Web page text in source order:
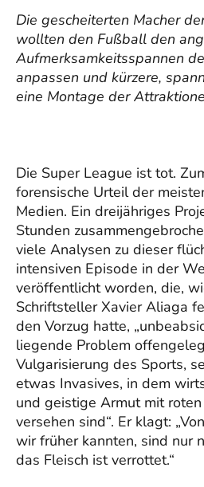
Die gescheiterten Macher
wollten den Fußball den
Aufmerksamkeitsspannen
anpassen und kürzere,
eine Montage der
Die Super League ist tot.
forensische Urteil der
Medien. Ein dreijähriges
Stunden
viele Analysen zu dieser
intensiven Episode in der
veröffentlicht worden, die,
Schriftsteller Xavier Aliaga
den Vorzug hatte,
liegende Problem
Vulgarisierung des Sports,
etwas Invasives, in dem
und geistige Armut mit
versehen sind“. Er klagt:
wir früher kannten, sind nur
das Fleisch ist verrottet.“